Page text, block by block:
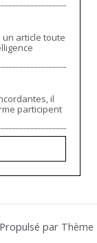
article toute
il
participent
par Thème